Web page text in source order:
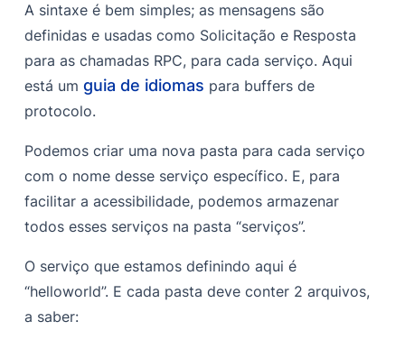
A sintaxe é bem simples; as mensagens são
definidas e usadas como Solicitação e Resposta
para as chamadas RPC, para cada serviço. Aqui
está umguia de idiomas para buffers de
protocolo.
Podemos criar uma nova pasta para cada serviço
com o nome desse serviço específico. E, para
facilitar a acessibilidade, podemos armazenar
todos esses serviços na pasta “serviços”.
O serviço que estamos definindo aqui é
“helloworld”. E cada pasta deve conter 2 arquivos,
a saber: